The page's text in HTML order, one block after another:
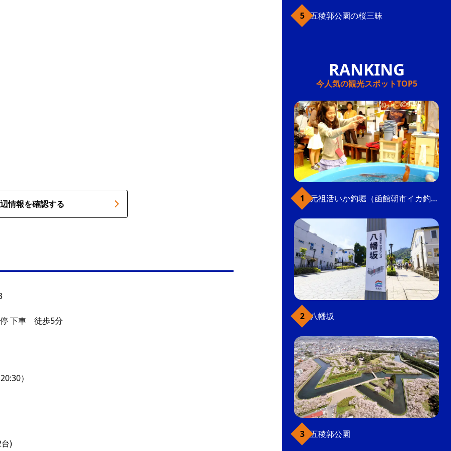
情報を確認する
下車 徒歩5分
）
)
五稜郭公園の桜三昧
今人気の観光スポットTOP5
元祖活いか釣堀（函館朝市イカ釣り体験）
八幡坂
五稜郭公園